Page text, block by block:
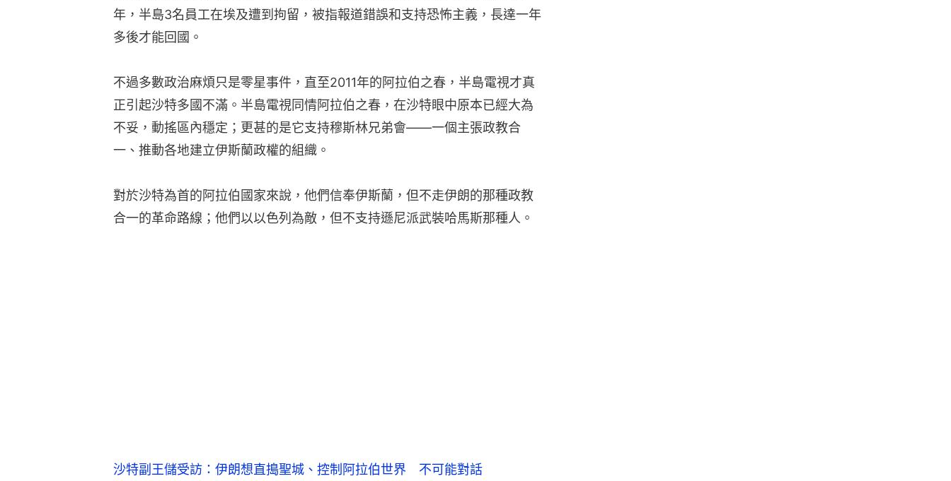
年，半島3名員工在埃及遭到拘留，被指報道錯誤和支持恐怖主義，長達一年
多後才能回國。
不過多數政治麻煩只是零星事件，直至2011年的阿拉伯之春，半島電視才真
正引起沙特多國不滿。半島電視同情阿拉伯之春，在沙特眼中原本已經大為
不妥，動搖區內穩定；更甚的是它支持穆斯林兄弟會——一個主張政教合
一、推動各地建立伊斯蘭政權的組織。
對於沙特為首的阿拉伯國家來說，他們信奉伊斯蘭，但不走伊朗的那種政教
合一的革命路線；他們以以色列為敵，但不支持遜尼派武裝哈馬斯那種人。
沙特副王儲受訪：伊朗想直搗聖城、控制阿拉伯世界 不可能對話